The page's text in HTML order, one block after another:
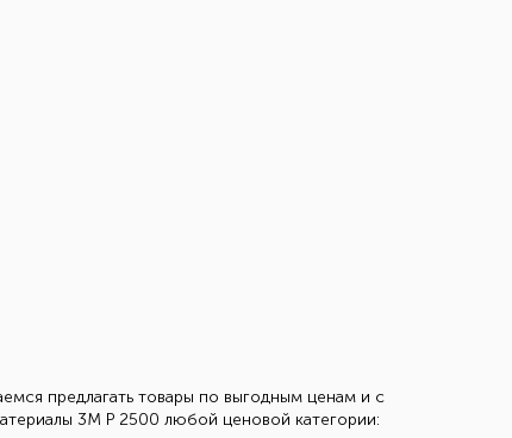
предлагать товары по выгодным ценам и с
3М Р 2500 любой ценовой категории: